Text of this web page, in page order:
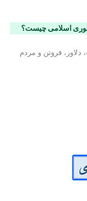
فروتن و مردم